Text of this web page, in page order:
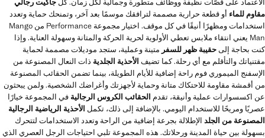
مقاوم للماء أو قطعة حرارية مصممة لترافقك موسمًا بعد آخر، وتمنحك حماية وتعدد
استخدامات ومظهرًا أنيقًا في كل موقف. اختيار مجموعة Performance من Mango
Man يعني انتقاء ملابس تعطي الأولوية لحرية الحركة والمتانة وسهولة العناية. وإذا
كنت بحاجة إلىحقيبة ظهر للسفر متينة وعملية، ستجد موديلات مصممة لحماية
مقتنياتك والتأقلم مع أي رحلة. كما تضيف الأحذية الجلدية ذات النعال المصنوعة من
الإسفنج الميموري فوم راحة إضافية للأيام الطويلة، بينما تضمن الحقائب المصنوعة
من أقمشة مقاومة للاحتكاك متانة وحماية لأجهزتك وأغراضك الشخصية. ولمن يبحثون
عن اكسسوارات عملية وأنيقة، تقدم الحقائب الكروس الرجالية في المجموعة خيارًا
عصريًا ومريحًا للاستخدام اليومي. بالإضافة إلى ذلك، تكمل الأحذية الرياضية الرجالية
المصنوعة من الجلد الإطلالة بجرعة إضافية من الراحة وتعدد الاستخدامات لتتحرك
بسهولة بين حياة المدينة ورحلاتك. هذه المجموعة تلبي احتياجات الرجل العصري الذي